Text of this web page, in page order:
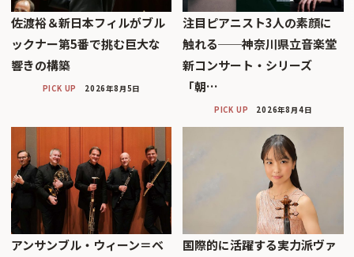
佐渡裕＆新日本フィルがブル
ックナー第5番で挑む巨大な
響きの構築
PICK UP 2026年8月5日
注目ピアニスト3人の素顔に
触れる──神奈川県立音楽堂
新コンサート・シリーズ
「朝…
PICK UP 2026年8月4日
アンサンブル・ウィーン＝ベ
国際的に活躍する実力派ヴァ